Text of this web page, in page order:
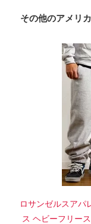
その他のアメリ
ロサンゼルスアパ
ス ヘビーフリー